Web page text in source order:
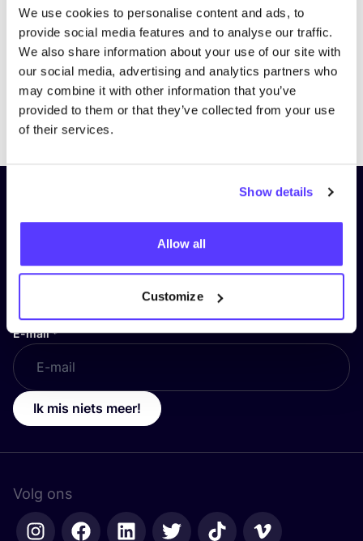
We use cookies to personalise content and ads, to
provide social media features and to analyse our traffic.
We also share information about your use of our site with
our social media, advertising and analytics partners who
may combine it with other information that you’ve
provided to them or that they’ve collected from your use
of their services.
Show details
Allow all
Customize
PreviousNext
Schrijf je in op onze nieuwsbrief
en blijf op de hoogte!
Voornaam*
E-mail*
Ik mis niets meer!
Volg ons